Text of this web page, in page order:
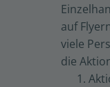
auf
viele
die